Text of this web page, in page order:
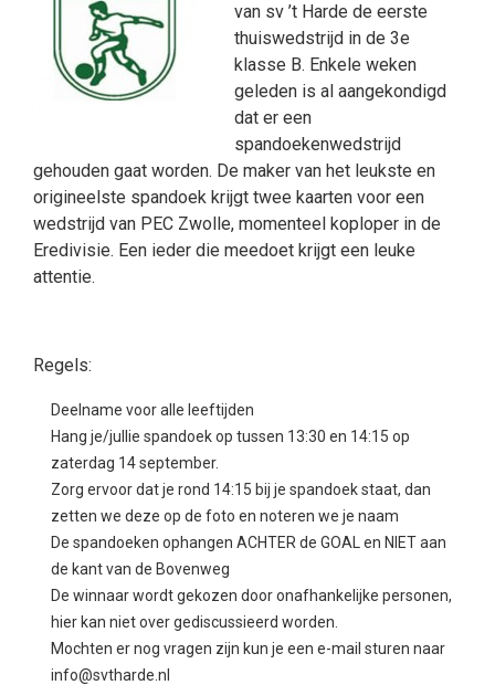
van sv ’t Harde de eerste
thuiswedstrijd in de 3e
klasse B. Enkele weken
geleden is al aangekondigd
dat er een
spandoekenwedstrijd
gehouden gaat worden. De maker van het leukste en
origineelste spandoek krijgt twee kaarten voor een
wedstrijd van PEC Zwolle, momenteel koploper in de
Eredivisie. Een ieder die meedoet krijgt een leuke
attentie.
Regels:
Deelname voor alle leeftijden
Hang je/jullie spandoek op tussen 13:30 en 14:15 op
zaterdag 14 september.
Zorg ervoor dat je rond 14:15 bij je spandoek staat, dan
zetten we deze op de foto en noteren we je naam
De spandoeken ophangen ACHTER de GOAL en NIET aan
de kant van de Bovenweg
De winnaar wordt gekozen door onafhankelijke personen,
hier kan niet over gediscussieerd worden.
Mochten er nog vragen zijn kun je een e-mail sturen naar
info@svtharde.nl